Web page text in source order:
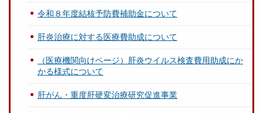
令和８年度結核予防費補助金について
肝炎治療に対する医療費助成について
（医療機関向けページ）肝炎ウイルス検査費用助成にか
かる様式について
肝がん・重度肝硬変治療研究促進事業